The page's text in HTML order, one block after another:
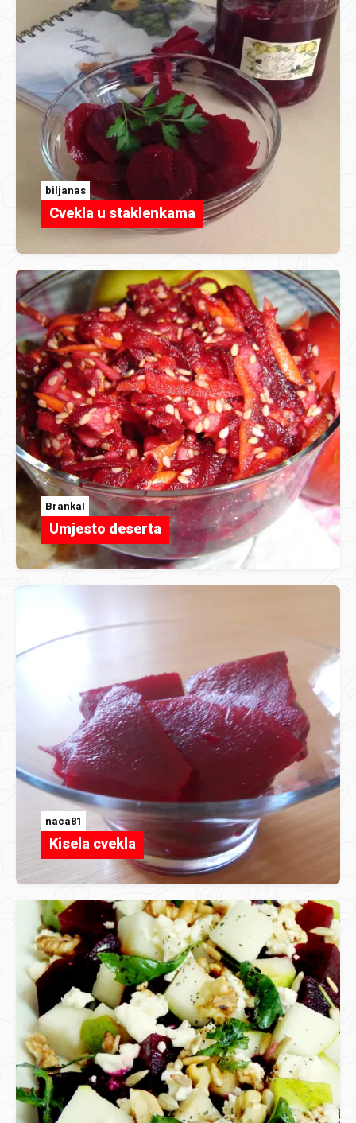
biljanas
Cvekla u staklenkama
BrankaI
Umjesto deserta
naca81
Kisela cvekla